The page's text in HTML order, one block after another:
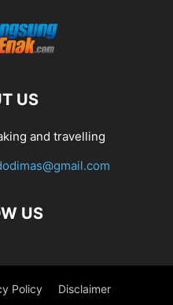
US
and travelling
US
Policy Disclaimer